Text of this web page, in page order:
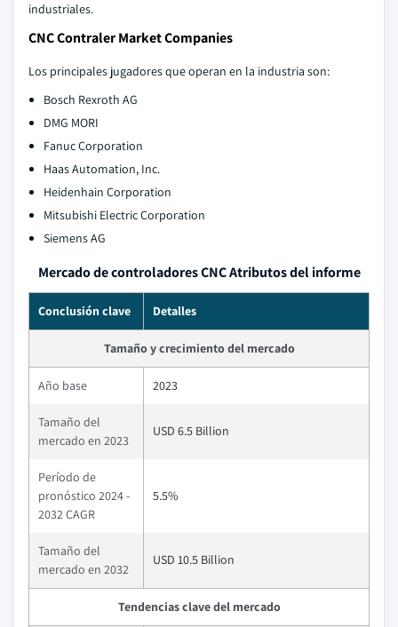
industriales.
CNC Contraler Market Companies
Los principales jugadores que operan en la industria son:
Bosch Rexroth AG
DMG MORI
Fanuc Corporation
Haas Automation, Inc.
Heidenhain Corporation
Mitsubishi Electric Corporation
Siemens AG
Mercado de controladores CNC Atributos del informe
Conclusión clave Detalles
Tamaño y crecimiento del mercado
Año base 2023
Tamaño del
mercado en 2023
USD 6.5 Billion
Período de
pronóstico 2024 -
2032 CAGR
5.5%
Tamaño del
mercado en 2032
USD 10.5 Billion
Tendencias clave del mercado